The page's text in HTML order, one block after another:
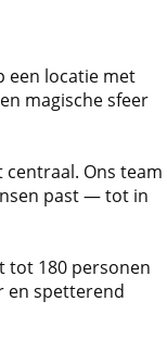
een locatie met
magische sfeer
Ons team
past — tot in
tot 180 personen
en spetterend